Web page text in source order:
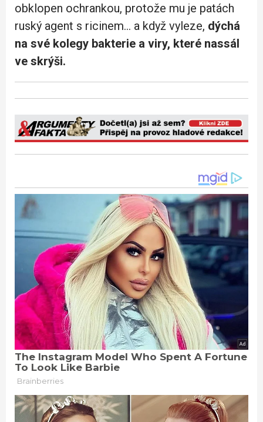
obklopen ochrankou, protože mu je patách
ruský agent s ricinem… a když vyleze, dýchá
na své kolegy bakterie a viry, které nassál
ve skrýši.